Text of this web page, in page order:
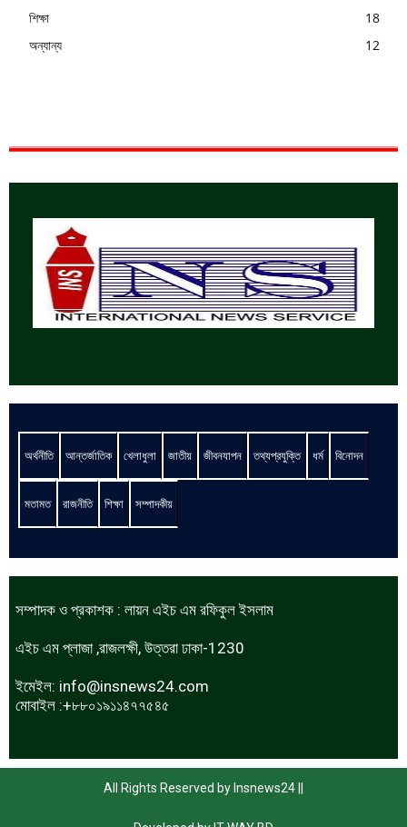
শিক্ষা
18
অন্যান্য
12
অর্থনীতি আন্তর্জাতিক খেলাধুলা জাতীয় জীবনযাপন তথ্যপ্রযুক্তি ধর্ম বিনোদন
মতামত রাজনীতি শিক্ষা সম্পাদকীয়
সম্পাদক ও প্রকাশক : লায়ন এইচ এম রফিকুল ইসলাম
এইচ এম প্লাজা ,রাজলক্ষী, উত্তরা ঢাকা-1230
ইমেইল: info@insnews24.com
মোবাইল :+৮৮০১৯১১৪৭৭৫৪৫
All Rights Reserved by Insnews24 ||